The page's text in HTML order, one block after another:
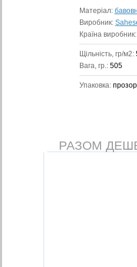
Матеріал:
Виробник:
Країна виробник:
Щільність, гр/м2:
Вага, гр.: 505
Упаковка:
РАЗОМ